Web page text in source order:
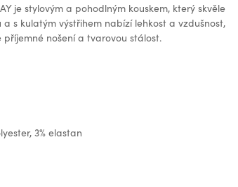
je stylovým a pohodlným kouskem, který skvěle
s kulatým výstřihem nabízí lehkost a vzdušnost,
nošení a tvarovou stálost.
3% elastan